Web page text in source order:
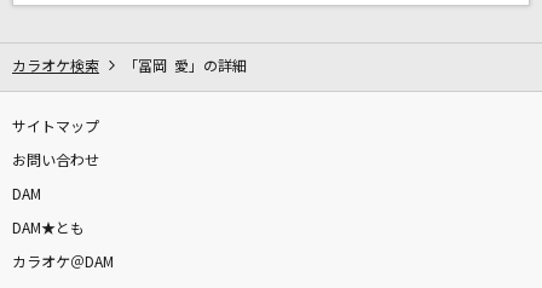
カラオケ検索 「冨岡 愛」の詳細
サイトマップ
お問い合わせ
DAM
DAM★とも
カラオケ＠DAM